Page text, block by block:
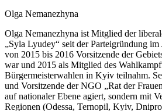
Olga Nemanezhyna
Olga Nemanezhyna ist Mitglied der
„Syla Lyudey“ seit der Parteigründung
von 2015 bis 2016 Vorsitzende der
war und 2015 als Mitglied des
Bürgermeisterwahlen in Kyiv teilnahm.
und Vorsitzende der NGO „Rat der
auf nationaler Ebene agiert, sondern mit
Regionen (Odessa, Ternopil, Kyiv,